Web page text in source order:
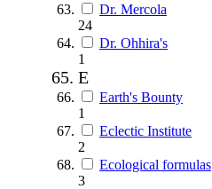
Dr. Mercola
24
Dr. Ohhira's
1
E
Earth's Bounty
1
Eclectic Institute
2
Ecological formulas
3